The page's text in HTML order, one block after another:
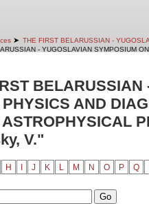
➤ THE FIRST BELARUSSIAN -
- YUGOSLAVIAN SYMPOSIUM
BELARUSSIAN
AND
V."
H J K L M N O P Q